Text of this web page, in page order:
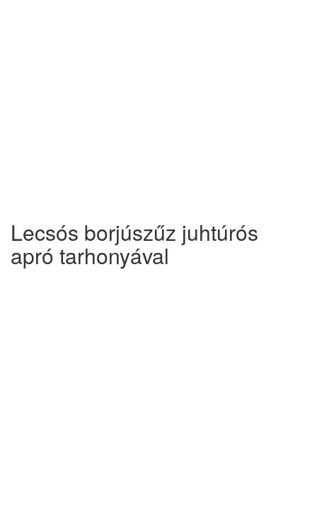
Lecsós borjúszűz juhtúrós
apró tarhonyával